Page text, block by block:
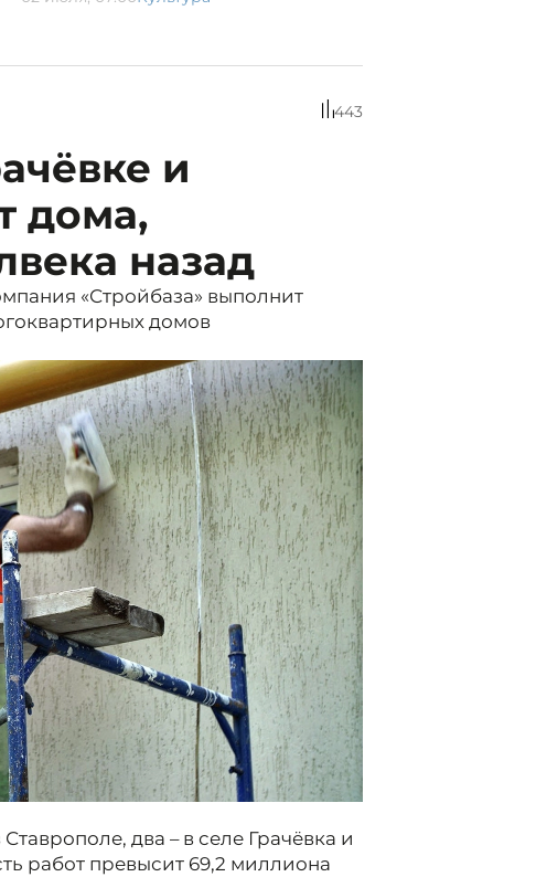
443
и
дома,
назад
«Стройбаза» выполнит
домов
два – в селе Грачёвка и
работ превысит 69,2 миллиона